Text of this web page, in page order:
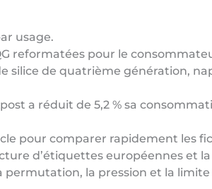
usage.
reformatées pour le
silice de quatrième génération,
a réduit de 5,2 % sa
pour comparer rapidement les
d’étiquettes européennes et la
permutation, la pression et la